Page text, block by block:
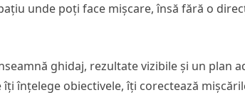
unde poți face mișcare, însă fără o
ghidaj, rezultate vizibile și un plan
înțelege obiectivele, îți corectează